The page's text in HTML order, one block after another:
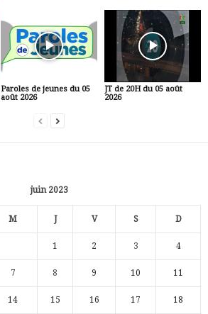
Paroles de jeunes du 05
août 2026
JT de 20H du 05 août
2026
juin 2023
M J V S D
1 2 3 4
7 8 9 10 11
14 15 16 17 18